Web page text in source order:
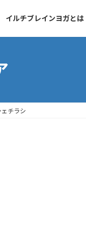
イルチブレインヨガとは
チラシ